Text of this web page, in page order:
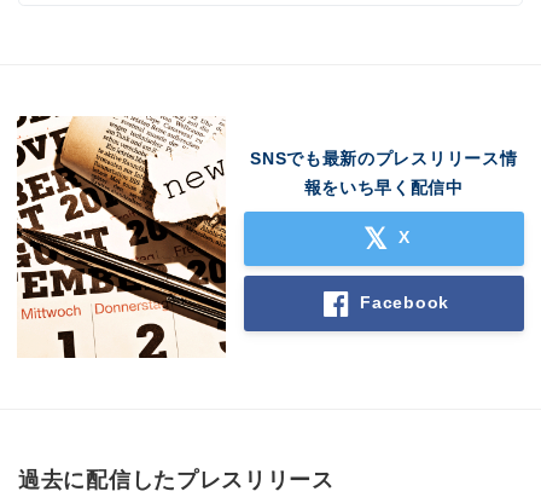
SNSでも最新のプレスリリース情
報をいち早く配信中
X
Facebook
過去に配信したプレスリリース